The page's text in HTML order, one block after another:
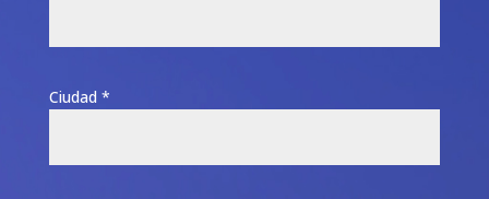
Ciudad *